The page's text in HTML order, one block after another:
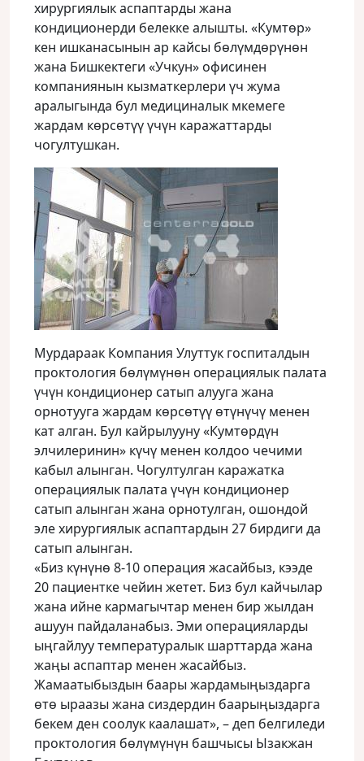
хирургиялык аспаптарды жана
кондиционерди белекке алышты. «Кумтөр»
кен ишканасынын ар кайсы бөлүмдөрүнөн
жана Бишкектеги «Учкун» офисинен
компаниянын кызматкерлери үч жума
аралыгында бул медициналык мкемеге
жардам көрсөтүү үчүн каражаттарды
чогултушкан.
Мурдараак Компания Улуттук госпиталдын
проктология бөлүмүнөн операциялык палата
үчүн кондиционер сатып алууга жана
орнотууга жардам көрсөтүү өтүнүчү менен
кат алган. Бул кайрылууну «Кумтөрдүн
элчилеринин» күчү менен колдоо чечими
кабыл алынган. Чогултулган каражатка
операциялык палата үчүн кондиционер
сатып алынган жана орнотулган, ошондой
эле хирургиялык аспаптардын 27 бирдиги да
сатып алынган.
«Биз күнүнө 8-10 операция жасайбыз, кээде
20 пациентке чейин жетет. Биз бул кайчылар
жана ийне кармагычтар менен бир жылдан
ашуун пайдаланабыз. Эми операцияларды
ыңгайлуу температуралык шарттарда жана
жаңы аспаптар менен жасайбыз.
Жамаатыбыздын баары жардамыңыздарга
өтө ыраазы жана сиздердин баарыңыздарга
бекем ден соолук каалашат», – деп белгиледи
проктология бөлүмүнүн башчысы Ызакжан